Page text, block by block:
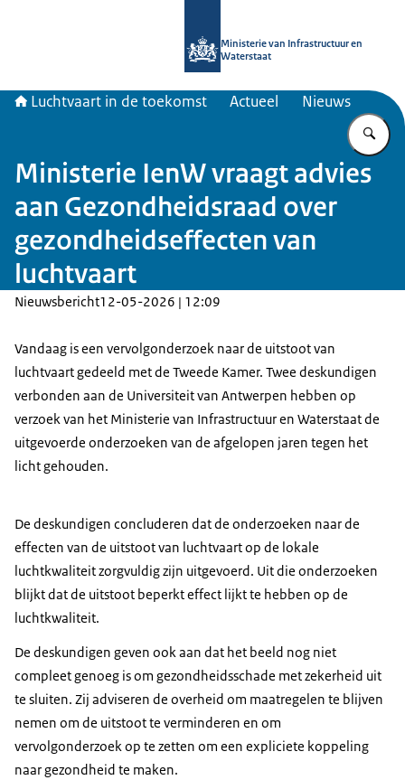
Ministerie van Infrastructuur en
Waterstaat
Luchtvaart in de toekomst Actueel Nieuws
Ministerie IenW vraagt advies
aan Gezondheidsraad over
gezondheidseffecten van
luchtvaart
Nieuwsbericht12-05-2026 | 12:09
Vandaag is een vervolgonderzoek naar de uitstoot van
luchtvaart gedeeld met de Tweede Kamer. Twee deskundigen
verbonden aan de Universiteit van Antwerpen hebben op
verzoek van het Ministerie van Infrastructuur en Waterstaat de
uitgevoerde onderzoeken van de afgelopen jaren tegen het
licht gehouden.
De deskundigen concluderen dat de onderzoeken naar de
effecten van de uitstoot van luchtvaart op de lokale
luchtkwaliteit zorgvuldig zijn uitgevoerd. Uit die onderzoeken
blijkt dat de uitstoot beperkt effect lijkt te hebben op de
luchtkwaliteit.
De deskundigen geven ook aan dat het beeld nog niet
compleet genoeg is om gezondheidsschade met zekerheid uit
te sluiten. Zij adviseren de overheid om maatregelen te blijven
nemen om de uitstoot te verminderen en om
vervolgonderzoek op te zetten om een expliciete koppeling
naar gezondheid te maken.